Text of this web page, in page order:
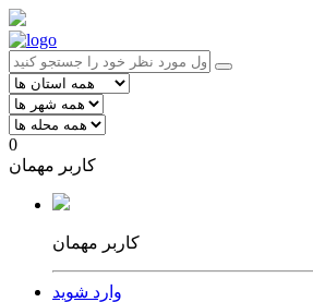
0
کاربر مهمان
کاربر مهمان
وارد شوید